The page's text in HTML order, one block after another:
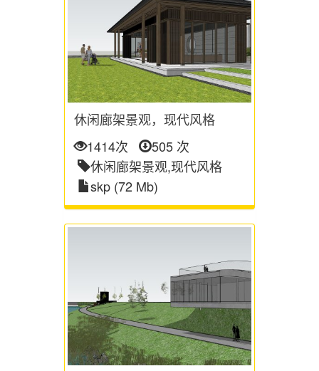
休闲廊架景观，现代风格
1414次
505 次
休闲廊架景观,现代风格
skp (72 Mb)